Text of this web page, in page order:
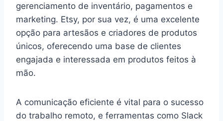
gerenciamento de inventário, pagamentos e
marketing. Etsy, por sua vez, é uma excelente
opção para artesãos e criadores de produtos
únicos, oferecendo uma base de clientes
engajada e interessada em produtos feitos à
mão.
A comunicação eficiente é vital para o sucesso
do trabalho remoto, e ferramentas como Slack